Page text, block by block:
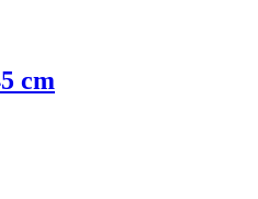
cm